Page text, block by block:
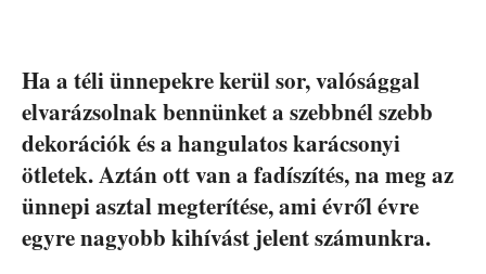
Ha a téli ünnepekre kerül sor, valósággal
elvarázsolnak bennünket a szebbnél szebb
dekorációk és a hangulatos karácsonyi
ötletek. Aztán ott van a fadíszítés, na meg az
ünnepi asztal megterítése, ami évről évre
egyre nagyobb kihívást jelent számunkra.